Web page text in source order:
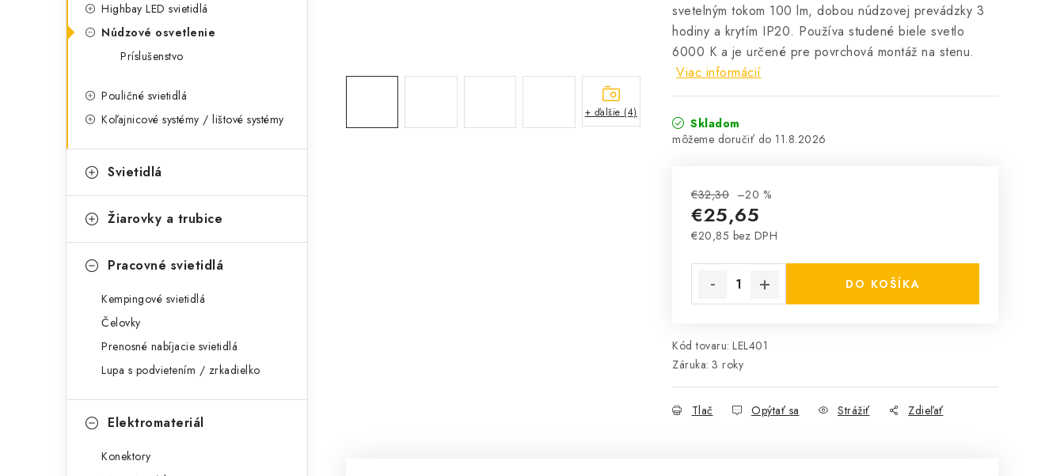
a
i
Highbay LED svietidlá
Núdzové osvetlenie
Príslušenstvo
Pouličné svietidlá
Koľajnicové systémy / lištové systémy
Svietidlá
Žiarovky a trubice
Pracovné svietidlá
Kempingové svietidlá
Čelovky
Prenosné nabíjacie svietidlá
Lupa s podvietením / zrkadielko
Elektromateriál
Konektory
svetelným tokom 100 lm, dobou núdzovej prevádzky 3
hodiny a krytím IP20. Používa studené biele svetlo
6000 K a je určené pre povrchová montáž na stenu.
Viac informácií
Skladom
11.8.2026
€32,30 –20 %
€25,65
€20,85 bez DPH
DO KOŠÍKA
Kód tovaru: LEL401
Záruka: 3 roky
Tlač Opýtať sa Strážiť Zdieľať
+ ďalšie (4)